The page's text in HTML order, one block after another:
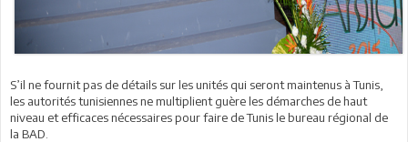
S’il ne fournit pas de détails sur les unités qui seront maintenus à Tunis,
les autorités tunisiennes ne multiplient guère les démarches de haut
niveau et efficaces nécessaires pour faire de Tunis le bureau régional de
la BAD.